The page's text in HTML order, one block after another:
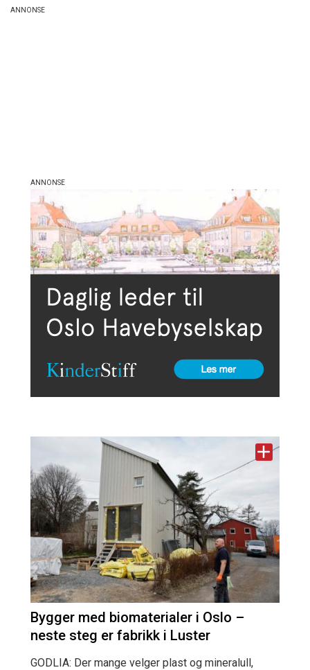
Bygger med biomaterialer i Oslo –
neste steg er fabrikk i Luster
GODLIA: Der mange velger plast og mineralull,